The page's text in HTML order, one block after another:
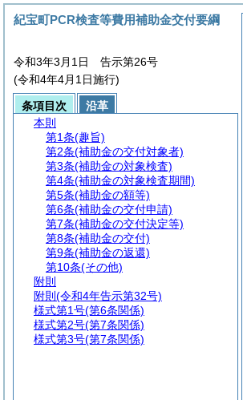
紀宝町PCR検査等費用補助金交付要綱
令和3年3月1日 告示第26号
(令和4年4月1日施行)
条項目次
沿革
本則
第1条(趣旨)
第2条(補助金の交付対象者)
第3条(補助金の対象検査)
第4条(補助金の対象検査期間)
第5条(補助金の額等)
第6条(補助金の交付申請)
第7条(補助金の交付決定等)
第8条(補助金の交付)
第9条(補助金の返還)
第10条(その他)
附則
附則 (令和4年告示第32号)
様式第1号(第6条関係)
様式第2号(第7条関係)
様式第3号(第7条関係)